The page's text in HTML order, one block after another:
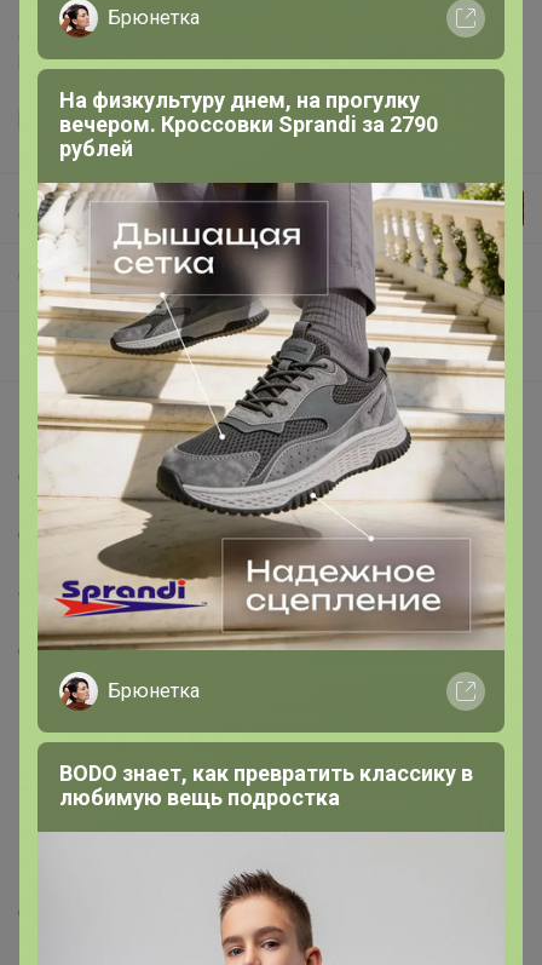
Делая заказ, Вы подтверждаете что ознакомлены с
регламентом выкупаи соглашаетесь сдоговором оферты.
Джилка
СП425 СИМА-ЛЕНД. Баня и Сауна. Подарочные наборы!
Хранение в доме
Описание
Страна: Россия
В боксе: 1 шт
Состав: Дерево, липа
Материалы: дерево, липа
Фасовка: по 1 шт
Индивидуальная упаковка: Стрейч-пленка
Сертификат: ЕАС
Ширина, см: 20
Высота, см: 43,5
Количество крючков: 9
Вид дерева: Липа
Цвет: Липа
Вид установки: Настенный (навесной)
С полочкой: Да
Брюнетка
На физкультуру днем, на прогулку
вечером. Кроссовки Sprandi за 2790
рублей
Брюнетка
BODO знает, как превратить классику в
любимую вещь подростка